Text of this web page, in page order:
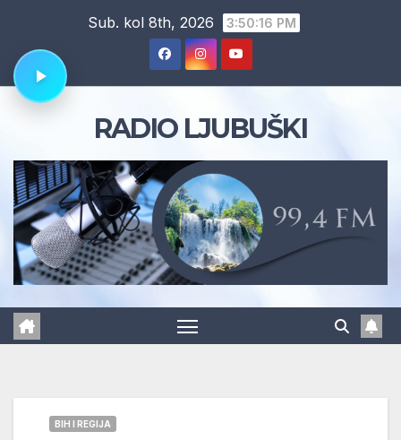
content
Sub. kol 8th, 2026 3:50:17 PM
RADIO LJUBUŠKI
BIH I REGIJA